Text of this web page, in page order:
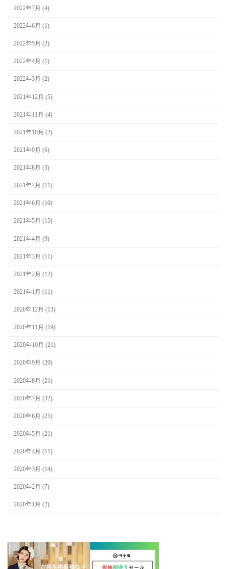
2022年7月 (4)
2022年6月 (1)
2022年5月 (2)
2022年4月 (1)
2022年3月 (2)
2021年12月 (5)
2021年11月 (4)
2021年10月 (2)
2021年9月 (6)
2021年8月 (3)
2021年7月 (11)
2021年6月 (10)
2021年5月 (15)
2021年4月 (9)
2021年3月 (11)
2021年2月 (12)
2021年1月 (11)
2020年12月 (13)
2020年11月 (19)
2020年10月 (21)
2020年9月 (20)
2020年8月 (21)
2020年7月 (32)
2020年6月 (21)
2020年5月 (21)
2020年4月 (11)
2020年3月 (14)
2020年2月 (7)
2020年1月 (2)